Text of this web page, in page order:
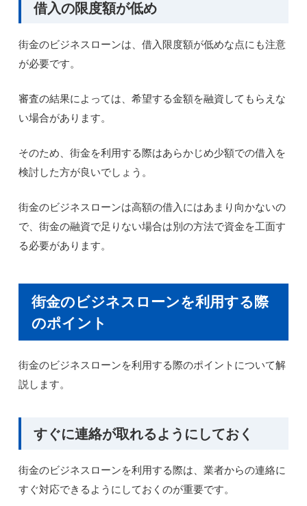
借入の限度額が低め
街金のビジネスローンは、借入限度額が低めな点にも注意
が必要です。
審査の結果によっては、希望する金額を融資してもらえな
い場合があります。
そのため、街金を利用する際はあらかじめ少額での借入を
検討した方が良いでしょう。
街金のビジネスローンは高額の借入にはあまり向かないの
で、街金の融資で足りない場合は別の方法で資金を工面す
る必要があります。
街金のビジネスローンを利用する際
のポイント
街金のビジネスローンを利用する際のポイントについて解
説します。
すぐに連絡が取れるようにしておく
街金のビジネスローンを利用する際は、業者からの連絡に
すぐ対応できるようにしておくのが重要です。